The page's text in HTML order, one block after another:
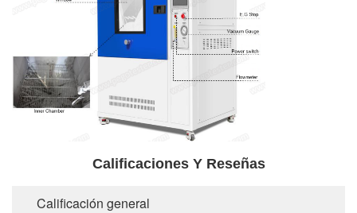
Calificaciones Y Reseñas
Calificación general